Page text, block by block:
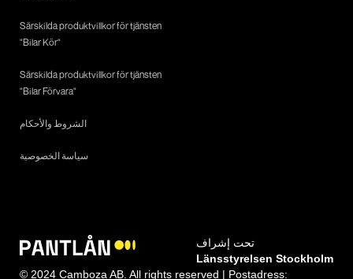
Särskilda produktvillkor för tjänsten
"Bilar Kör"
Särskilda produktvillkor för tjänsten
"Bilar Förvara"
الشروط والأحكام
سياسة الخصوصية
تحت إشراف
Länsstyrelsen Stockholm
© 2024 Camboza AB. All rights reserved | Postadress: